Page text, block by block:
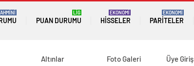
PUAN DURUMU
LİG
HISSELER
EKONOMİ
PARITELER
EKONOMİ
Altınlar Foto Galeri Üye Giriş